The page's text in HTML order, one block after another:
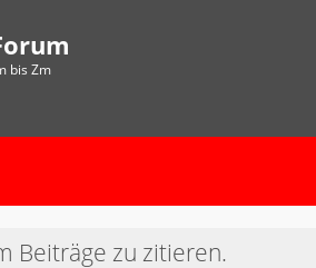
bis Zm
Beiträge zu zitieren.